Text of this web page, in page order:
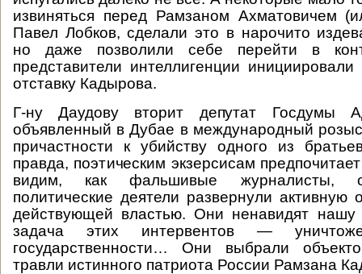
извиняться перед Рамзаном Ахматовичем
Павел Лобков, сделали это в нарочито
но даже позволили себе перейти в
представители интеллигенции
отставку Кадырова.
Г-ну Даудову вторит депутат Госдумы
объявленный в Дубае в международный
причастности к убийству одного из
правда, поэтическим экзерсисам
видим, как фальшивые журналисты,
политические деятели развернули активную
действующей властью. Они ненавидят нашу
задача этих интервентов —
государственности… Они выбрали
травли истинного патриота России Рамзана